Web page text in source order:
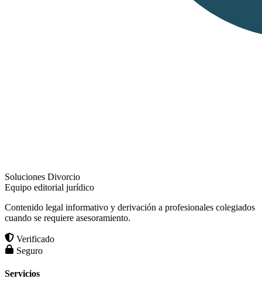
Soluciones Divorcio
Equipo editorial jurídico
Contenido legal informativo y derivación a profesionales colegiados
cuando se requiere asesoramiento.
Verificado
Seguro
Servicios